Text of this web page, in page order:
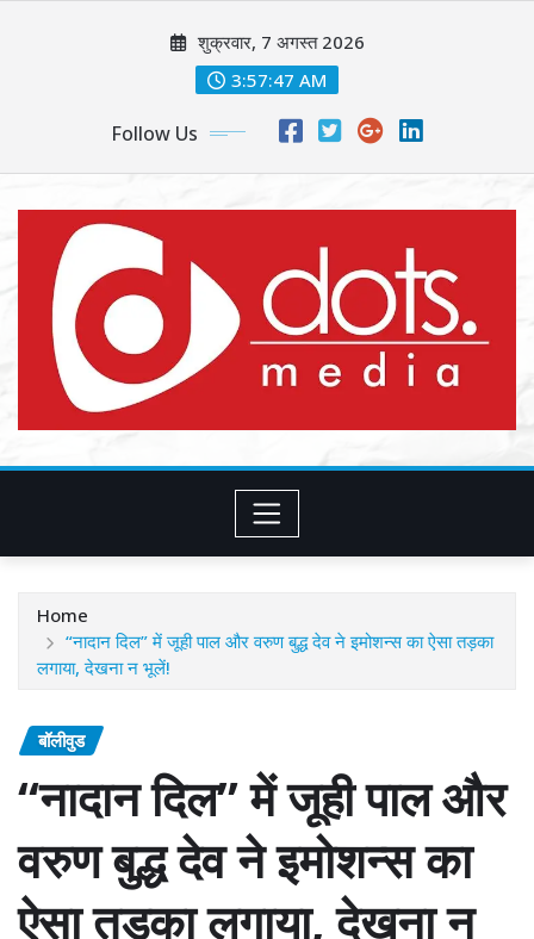
शुक्रवार, 7 अगस्त 2026
3:57:48 AM
Follow Us
Home
“नादान दिल” में जूही पाल और वरुण बुद्ध देव ने इमोशन्स का ऐसा तड़का
लगाया, देखना न भूलें!
बॉलीवुड
“नादान दिल” में जूही पाल और
वरुण बुद्ध देव ने इमोशन्स का
ऐसा तड़का लगाया, देखना न